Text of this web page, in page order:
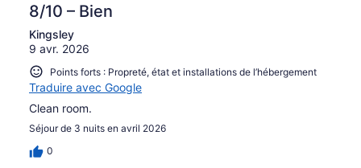
8/10 – Bien
Kingsley
9 avr. 2026
Points forts : Propreté, état et installations de l’hébergement
Traduire avec Google
Clean room.
Séjour de 3 nuits en avril 2026
0